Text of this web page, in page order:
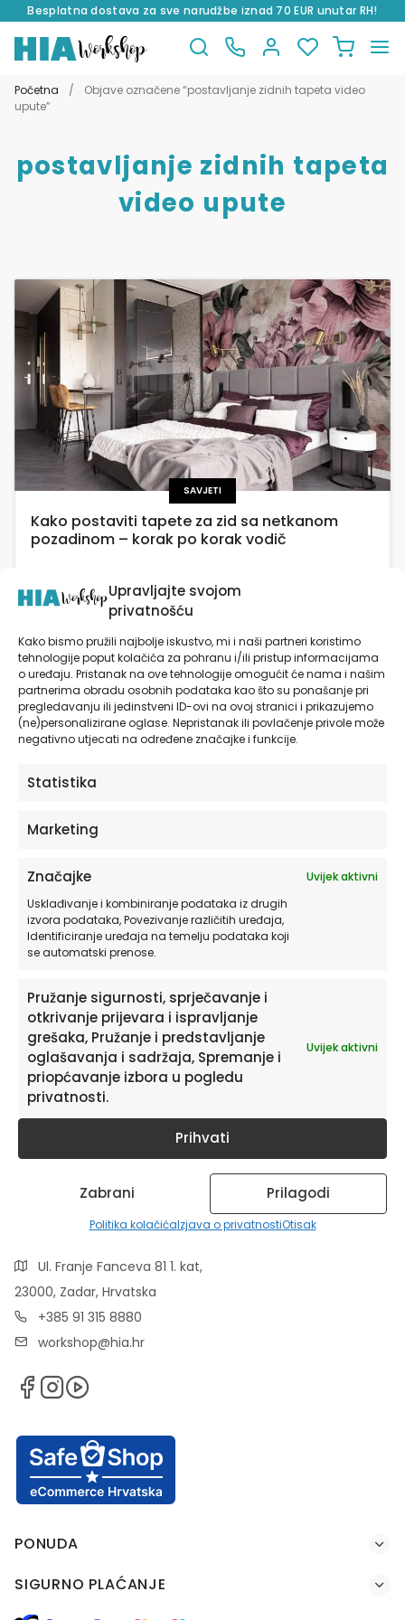
Upravljajte svojom
privatnošću
Kako bismo pružili najbolje iskustvo, mi i naši partneri koristimo
tehnologije poput kolačića za pohranu i/ili pristup informacijama
o uređaju. Pristanak na ove tehnologije omogućit će nama i našim
partnerima obradu osobnih podataka kao što su ponašanje pri
pregledavanju ili jedinstveni ID-ovi na ovoj stranici i prikazujemo
(ne)personalizirane oglase. Nepristanak ili povlačenje privole može
negativno utjecati na određene značajke i funkcije.
Statistika
Marketing
Značajke
Uvijek aktivni
Usklađivanje i kombiniranje podataka iz drugih
izvora podataka, Povezivanje različitih uređaja,
Identificiranje uređaja na temelju podataka koji
se automatski prenose.
Pružanje sigurnosti, sprječavanje i
otkrivanje prijevara i ispravljanje
grešaka, Pružanje i predstavljanje
oglašavanja i sadržaja, Spremanje i
priopćavanje izbora u pogledu
privatnosti.
Uvijek aktivni
Prihvati
Zabrani Prilagodi
Politika kolačićaIzjava o privatnostiOtisak
Besplatna dostava za sve narudžbe iznad 70 EUR unutar RH!
na
navigaciju
do
sadržaja
Početna /
Objave označene “postavljanje zidnih tapeta video
upute”
postavljanje zidnih tapeta
video upute
SAVJETI
Kako postaviti tapete za zid sa netkanom
pozadinom – korak po korak vodič
Postavljanje zidnih tapeta sa netkanom pozadinom
može zvučati kao izazov, ali uz pravilan vodič i
osnovne alate, to je zadatak koji možete obaviti sami.
Tapete sa netkanom pozadinom idealne su […]
SAZNAJ VIŠE
Želite primati savjete i zanimljivosti o uređenju doma te
informacije o novim proizvodima i pogodnostima?
Ul. Franje Fanceva 81 1. kat,
23000, Zadar, Hrvatska
+385 91 315 8880
workshop@hia.hr
PONUDA
SIGURNO PLAĆANJE